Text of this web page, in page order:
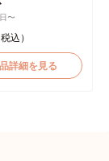
〜
税込）
細を見る